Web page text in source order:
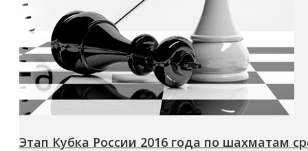
Этап Кубка России 2016 года по шахматам